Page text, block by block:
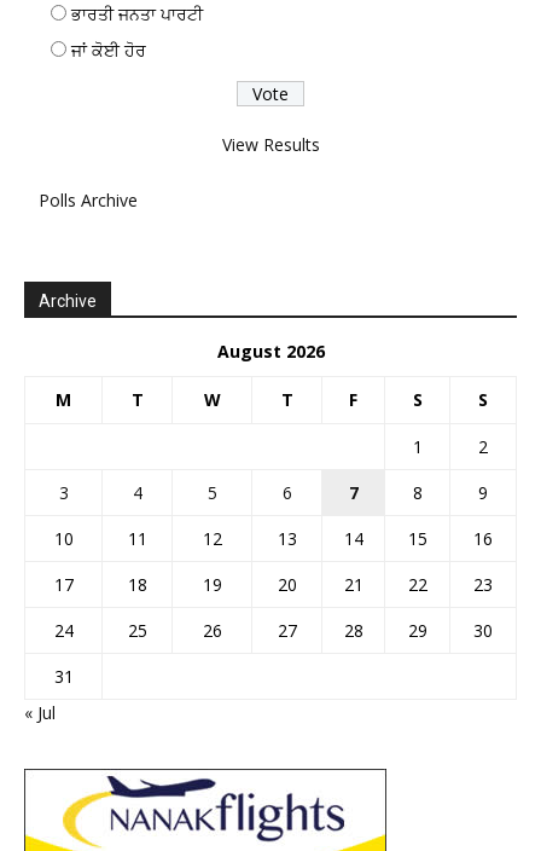
ਭਾਰਤੀ ਜਨਤਾ ਪਾਰਟੀ
ਜਾਂ ਕੋਈ ਹੋਰ
View Results
Polls Archive
Archive
August 2026
M T W T F S S
1
2
3
4 5 6 7 8
9
10
11 12 13 14 15
16
17
18 19 20 21 22
23
24
25 26 27 28 29
30
31
« Jul